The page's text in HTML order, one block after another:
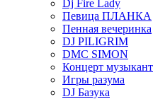
Dj Fire Lady
Певица ПЛАНКА
Пенная вечеринка
DJ PILIGRIM
DMC SIMON
Концерт
Игры разума
DJ Базука